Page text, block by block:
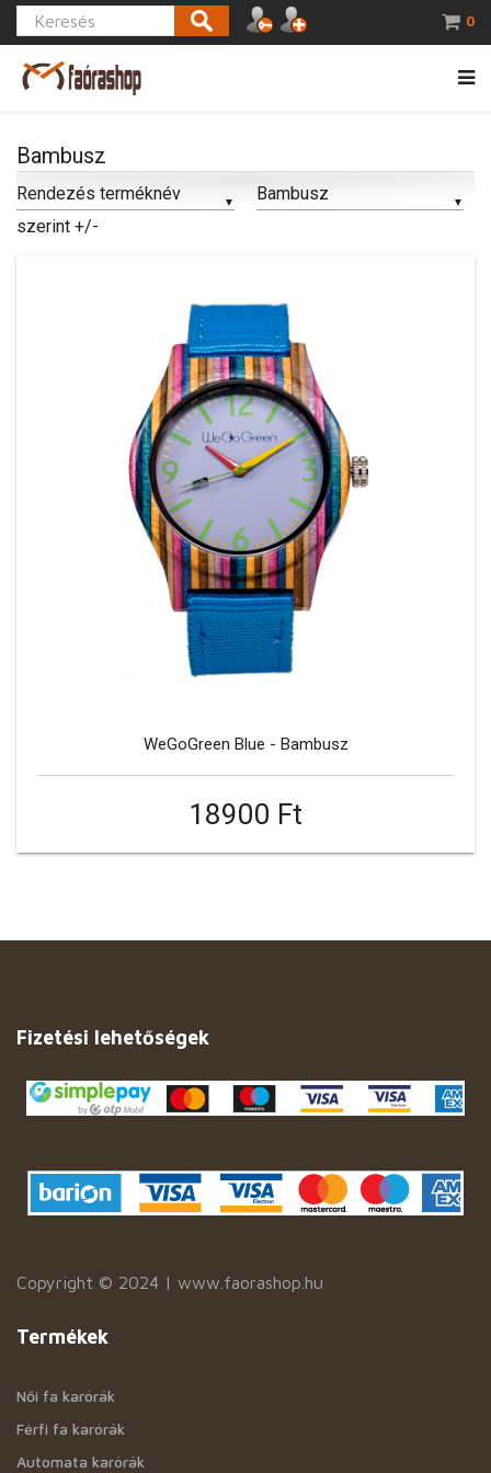
0
Bambusz
Rendezés terméknév
szerint +/-
Bambusz
WeGoGreen Blue - Bambusz
18900 Ft
Fizetési lehetőségek
Copyright © 2024 | www.faorashop.hu
Termékek
Női fa karórák
Férfi fa karórák
Automata karórák